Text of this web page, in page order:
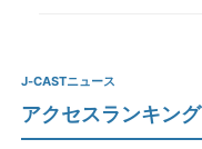
J-CASTニュース
アクセスランキング